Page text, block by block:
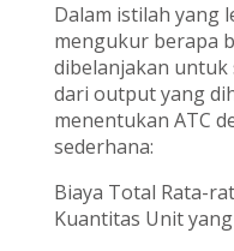
Dalam istilah yang
mengukur berapa
dibelanjakan
dari output yang
menentukan ATC
sederhana:
Biaya Total Rata-
Kuantitas Unit